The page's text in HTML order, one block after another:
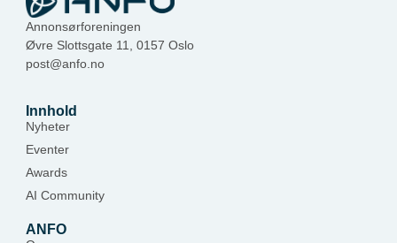
Annonsørforeningen
Øvre Slottsgate 11, 0157 Oslo
post@anfo.no
Innhold
Nyheter
Eventer
Awards
AI Community
ANFO